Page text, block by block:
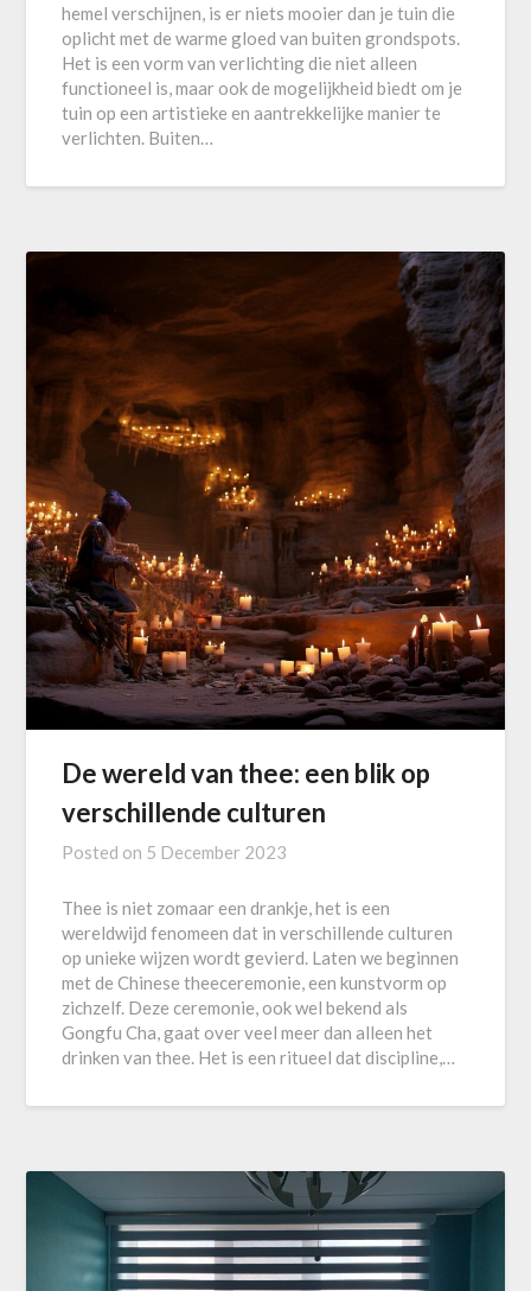
hemel verschijnen, is er niets mooier dan je tuin die
oplicht met de warme gloed van buiten grondspots.
Het is een vorm van verlichting die niet alleen
functioneel is, maar ook de mogelijkheid biedt om je
tuin op een artistieke en aantrekkelijke manier te
verlichten. Buiten…
De wereld van thee: een blik op
verschillende culturen
Posted on 5 December 2023
Thee is niet zomaar een drankje, het is een
wereldwijd fenomeen dat in verschillende culturen
op unieke wijzen wordt gevierd. Laten we beginnen
met de Chinese theeceremonie, een kunstvorm op
zichzelf. Deze ceremonie, ook wel bekend als
Gongfu Cha, gaat over veel meer dan alleen het
drinken van thee. Het is een ritueel dat discipline,…